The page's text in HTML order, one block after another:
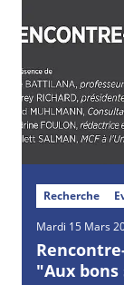
Recherche
Mardi 15 Mars
"Aux